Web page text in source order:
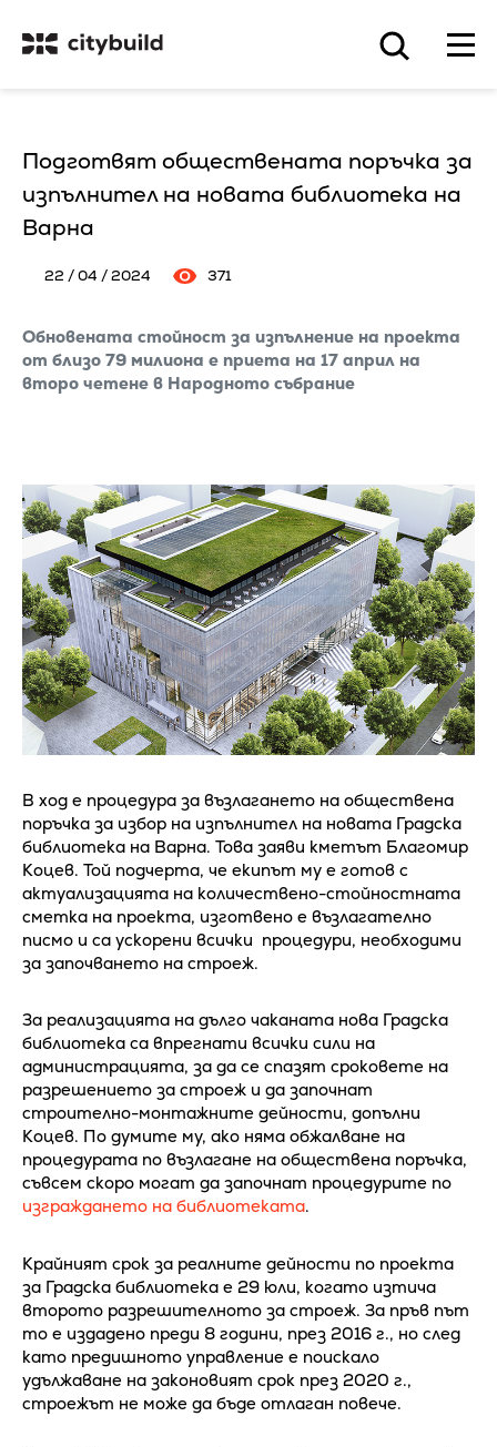
Подготвят обществената поръчка за
изпълнител на новата библиотека на
Варна
22 / 04 / 2024 371
Обновената стойност за изпълнение на проекта
от близо 79 милиона е приета на 17 април на
второ четене в Народното събрание
В ход е процедура за възлагането на обществена
поръчка за избор на изпълнител на новата Градска
библиотека на Варна. Това заяви кметът Благомир
Коцев. Той подчерта, че екипът му е готов с
актуализацията на количествено-стойностната
сметка на проекта, изготвено е възлагателно
писмо и са ускорени всички процедури, необходими
за започването на строеж.
За реализацията на дълго чаканата нова Градска
библиотека са впрегнати всички сили на
администрацията, за да се спазят сроковете на
разрешението за строеж и да започнат
строително-монтажните дейности, допълни
Коцев. По думите му, ако няма обжалване на
процедурата по възлагане на обществена поръчка,
съвсем скоро могат да започнат процедурите по
изграждането на библиотеката.
Крайният срок за реалните дейности по проекта
за Градска библиотека е 29 юли, когато изтича
второто разрешителното за строеж. За пръв път
то е издадено преди 8 години, през 2016 г., но след
като предишното управление е поискало
удължаване на законовият срок през 2020 г.,
строежът не може да бъде отлаган повече.